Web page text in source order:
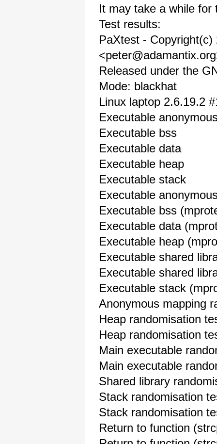
It may take a while
Test results:
PaXtest -
Released under the
Mode: blackhat
Linux laptop 2.6.19.2
Executable
Executable
Executable
Executable
Executable
Executable
Executable bss
Executable data
Executable heap
Executable shared
Executable shared
Executable stack
Anonymous mapping
Heap randomisation
Heap
Main executable
Main executable
Shared library
Stack randomisation
Stack randomisation
Return to function